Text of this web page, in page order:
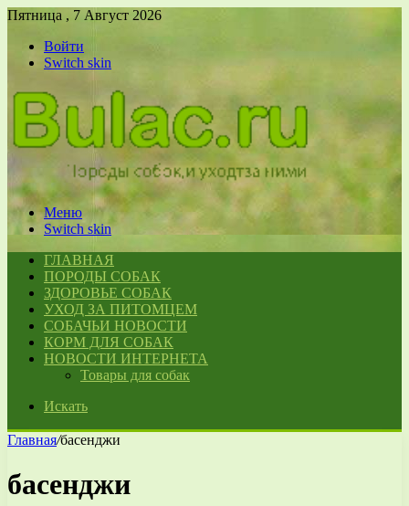
Пятница , 7 Август 2026
Войти
Switch skin
Меню
Switch skin
ГЛАВНАЯ
ПОРОДЫ СОБАК
ЗДОРОВЬЕ СОБАК
УХОД ЗА ПИТОМЦЕМ
СОБАЧЬИ НОВОСТИ
КОРМ ДЛЯ СОБАК
НОВОСТИ ИНТЕРНЕТА
Товары для собак
Искать
Главная/басенджи
басенджи